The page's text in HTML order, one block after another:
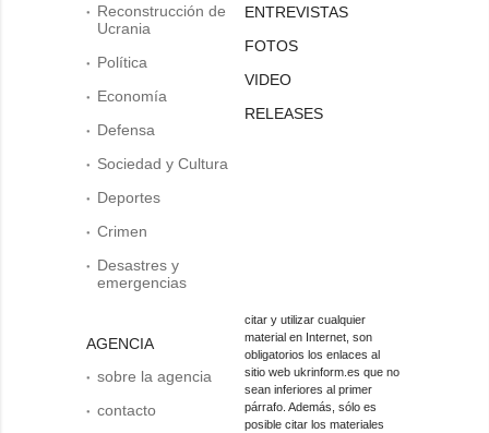
Reconstrucción de
Ucrania
Política
Economía
Defensa
Sociedad y Cultura
Deportes
Crimen
Desastres y
emergencias
AGENCIA
sobre la agencia
contacto
ENTREVISTAS
FOTOS
VIDEO
RELEASES
citar y utilizar cualquier
material en Internet, son
obligatorios los enlaces al
sitio web ukrinform.es que no
sean inferiores al primer
párrafo. Además, sólo es
posible citar los materiales